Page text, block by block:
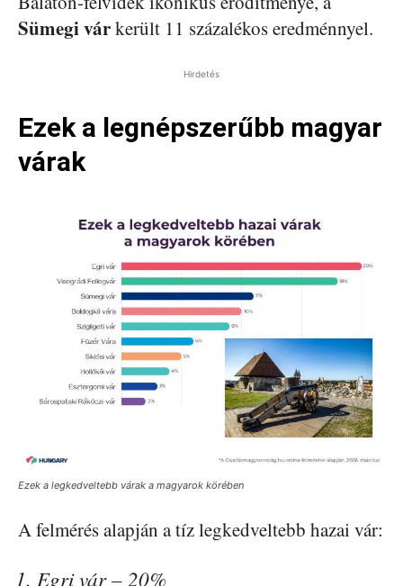
Sümegi várkerült 11 százalékos eredménnyel.
Hirdetés
Ezek a legnépszerűbb magyar
várak
Ezek a legkedveltebb várak a magyarok körében
A felmérés alapján a tíz legkedveltebb hazai vár:
Egri vár – 20%